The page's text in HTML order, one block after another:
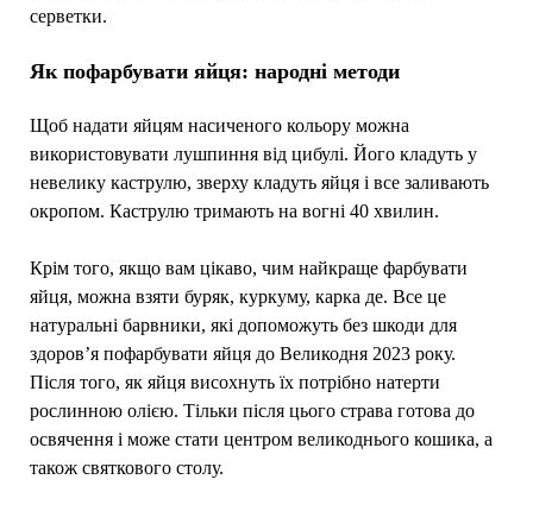
серветки.
Як пофарбувати яйця: народні методи
Щоб надати яйцям насиченого кольору можна
використовувати лушпиння від цибулі. Його кладуть у
невелику каструлю, зверху кладуть яйця і все заливають
окропом. Каструлю тримають на вогні 40 хвилин.
Крім того, якщо вам цікаво, чим найкраще фарбувати
яйця, можна взяти буряк, куркуму, карка де. Все це
натуральні барвники, які допоможуть без шкоди для
здоров’я пофарбувати яйця до Великодня 2023 року.
Після того, як яйця висохнуть їх потрібно натерти
рослинною олією. Тільки після цього страва готова до
освячення і може стати центром великоднього кошика, а
також святкового столу.